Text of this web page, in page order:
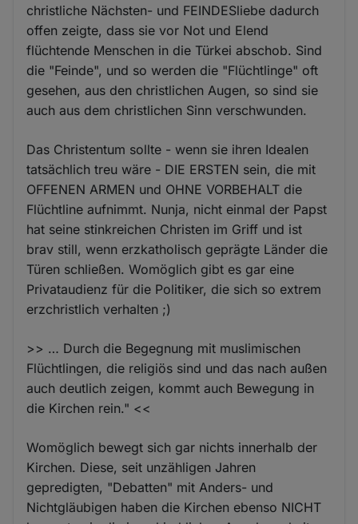
christliche Nächsten- und FEINDESliebe dadurch
offen zeigte, dass sie vor Not und Elend
flüchtende Menschen in die Türkei abschob. Sind
die "Feinde", und so werden die "Flüchtlinge" oft
gesehen, aus den christlichen Augen, so sind sie
auch aus dem christlichen Sinn verschwunden.
Das Christentum sollte - wenn sie ihren Idealen
tatsächlich treu wäre - DIE ERSTEN sein, die mit
OFFENEN ARMEN und OHNE VORBEHALT die
Flüchtline aufnimmt. Nunja, nicht einmal der Papst
hat seine stinkreichen Christen im Griff und ist
brav still, wenn erzkatholisch geprägte Länder die
Türen schließen. Womöglich gibt es gar eine
Privataudienz für die Politiker, die sich so extrem
erzchristlich verhalten ;)
>> … Durch die Begegnung mit muslimischen
Flüchtlingen, die religiös sind und das nach außen
auch deutlich zeigen, kommt auch Bewegung in
die Kirchen rein." <<
Womöglich bewegt sich gar nichts innerhalb der
Kirchen. Diese, seit unzähligen Jahren
gepredigten, "Debatten" mit Anders- und
Nichtgläubigen haben die Kirchen ebenso NICHT